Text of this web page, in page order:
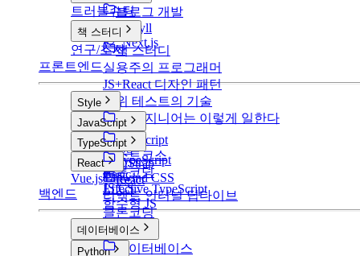
블로그 개발
v1: Jekyll
v2: Next.js
트러블슈팅
책 스터디
책 스터디
실용주의 프로그래머
JS+React 디자인 패턴
단위 테스트의 기술
구글 엔지니어는 이렇게 일한다
연구/조사
프론트엔드
Style
Style
CSS
SCSS
BootStrap
Tailwind CSS
JavaScript
JavaScript
부스트코스
클론코딩
JS CS
함수형 JS
TypeScript
TypeScript
Basic
Effective TypeScript
React
React
리액트 인터널 딥다이브
클론코딩
Vue.js
백엔드
데이터베이스
데이터베이스
Python